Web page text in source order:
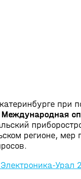
Международная
регионе,
Урал